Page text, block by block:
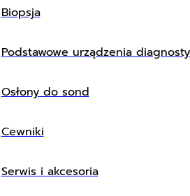
Biopsja
Podstawowe urządzenia
Osłony do sond
Cewniki
Serwis i akcesoria